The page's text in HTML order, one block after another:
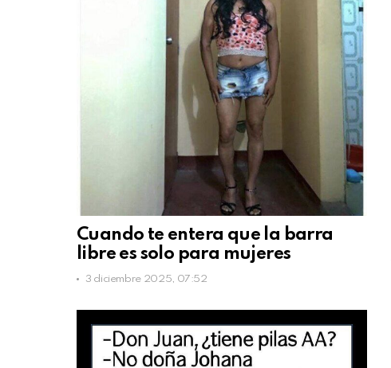
Cuando te entera que la barra
libre es solo para mujeres
3 diciembre 2025, 07:52